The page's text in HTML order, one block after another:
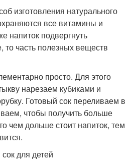
изготовления натурального
все витамины и
напиток подвергнуть
то часть полезных веществ
просто. Для этого
нарезаем кубиками и
Готовый сок переливаем в
чтобы получить больше
чем дольше стоит напиток, тем
для детей